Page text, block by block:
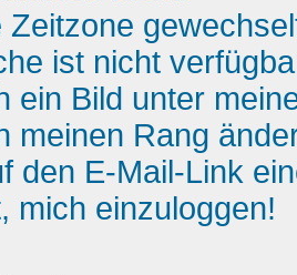
Zeitzone
ist nicht
ein Bild unter
meinen Rang
den E-Mail-Link
mich einzuloggen!